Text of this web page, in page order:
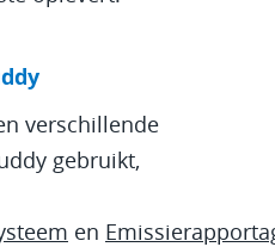
verschillende
gebruikt,
en